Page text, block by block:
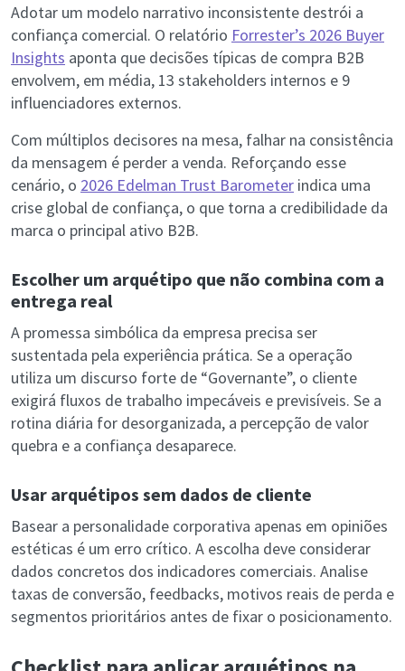
Adotar um modelo narrativo inconsistente destrói a
confiança comercial. O relatório Forrester’s 2026 Buyer
Insights aponta que decisões típicas de compra B2B
envolvem, em média, 13 stakeholders internos e 9
influenciadores externos.
Com múltiplos decisores na mesa, falhar na consistência
da mensagem é perder a venda. Reforçando esse
cenário, o 2026 Edelman Trust Barometer indica uma
crise global de confiança, o que torna a credibilidade da
marca o principal ativo B2B.
Escolher um arquétipo que não combina com a
entrega real
A promessa simbólica da empresa precisa ser
sustentada pela experiência prática. Se a operação
utiliza um discurso forte de “Governante”, o cliente
exigirá fluxos de trabalho impecáveis e previsíveis. Se a
rotina diária for desorganizada, a percepção de valor
quebra e a confiança desaparece.
Usar arquétipos sem dados de cliente
Basear a personalidade corporativa apenas em opiniões
estéticas é um erro crítico. A escolha deve considerar
dados concretos dos indicadores comerciais. Analise
taxas de conversão, feedbacks, motivos reais de perda e
segmentos prioritários antes de fixar o posicionamento.